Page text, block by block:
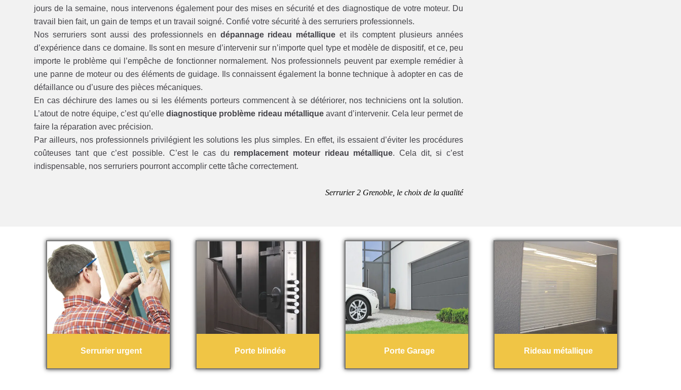
jours de la semaine, nous intervenons également pour des mises en sécurité et des diagnostique de votre moteur. Du
travail bien fait, un gain de temps et un travail soigné. Confié votre sécurité à des serruriers professionnels.
Nos serruriers sont aussi des professionnels en dépannage rideau métallique et ils comptent plusieurs années
d’expérience dans ce domaine. Ils sont en mesure d’intervenir sur n’importe quel type et modèle de dispositif, et ce, peu
importe le problème qui l’empêche de fonctionner normalement. Nos professionnels peuvent par exemple remédier à
une panne de moteur ou des éléments de guidage. Ils connaissent également la bonne technique à adopter en cas de
défaillance ou d’usure des pièces mécaniques.
En cas déchirure des lames ou si les éléments porteurs commencent à se détériorer, nos techniciens ont la solution.
L’atout de notre équipe, c’est qu’ellediagnostique problème rideau métallique avant d’intervenir. Cela leur permet de
faire la réparation avec précision.
Par ailleurs, nos professionnels privilégient les solutions les plus simples. En effet, ils essaient d’éviter les procédures
coûteuses tant que c’est possible. C’est le cas du remplacement moteur rideau métallique. Cela dit, si c’est
indispensable, nos serruriers pourront accomplir cette tâche correctement.
Serrurier 2 Grenoble, le choix de la qualité
Serrurier urgent Porte blindée Porte Garage Rideau métallique